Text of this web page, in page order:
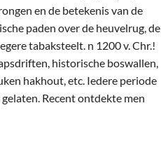
en de betekenis van de
paden over de heuvelrug, de
tabaksteelt. n 1200 v. Chr.!
historische boswallen,
hakhout, etc. Iedere periode
Recent ontdekte men